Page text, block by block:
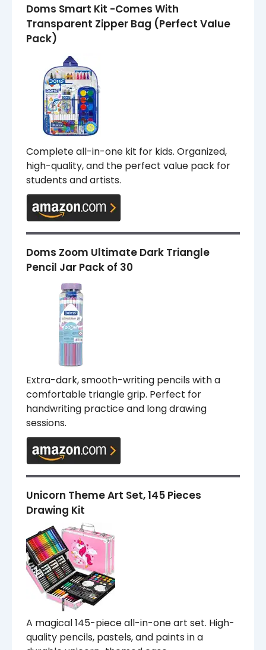
Doms Smart Kit -Comes With
Transparent Zipper Bag (Perfect Value
Pack)
Complete all-in-one kit for kids. Organized,
high-quality, and the perfect value pack for
students and artists.
Doms Zoom Ultimate Dark Triangle
Pencil Jar Pack of 30
Extra-dark, smooth-writing pencils with a
comfortable triangle grip. Perfect for
handwriting practice and long drawing
sessions.
Unicorn Theme Art Set, 145 Pieces
Drawing Kit
A magical 145-piece all-in-one art set. High-
quality pencils, pastels, and paints in a